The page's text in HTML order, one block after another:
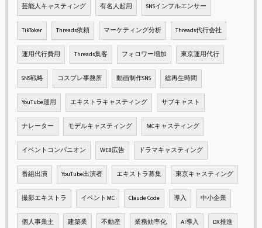
芸能人キャスティング 有名人起用 SNSインフルエンサー
TikToker Threads依頼 マーケティング分析 Threads代行会社
運用代行費用 Threads集客 フォロワー増加 東京運用代行
SNS戦略 コスプレ事務所 動画制作SNS 総再生時間
YouTube運用 エキストラキャスティング サブキャスト
ナレーター モデルキャスティング MCキャスティング
イベントコンパニオン WEB広告 ドラマキャスティング
番組出演 YouTube出演者 エキストラ募集 東京キャスティング
撮影エキストラ イベントMC Claude Code 導入 中小企業
個人事業主 建築業 不動産 業務効率化 AI導入 DX推進